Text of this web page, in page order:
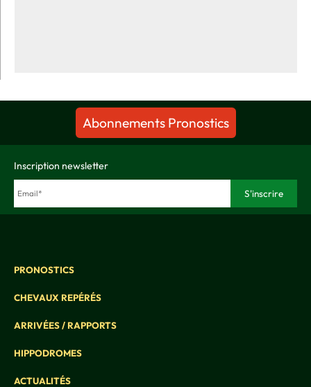
Abonnements Pronostics
Inscription newsletter
PRONOSTICS
CHEVAUX REPÉRÉS
ARRIVÉES / RAPPORTS
HIPPODROMES
ACTUALITÉS